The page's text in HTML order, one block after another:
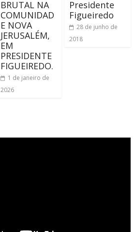
BRUTAL NA
COMUNIDAD
E NOVA
JERUSALÉM,
EM
PRESIDENTE
FIGUEIREDO.
1 de janeiro de
2026
Presidente
Figueiredo
28 de junho de
2018